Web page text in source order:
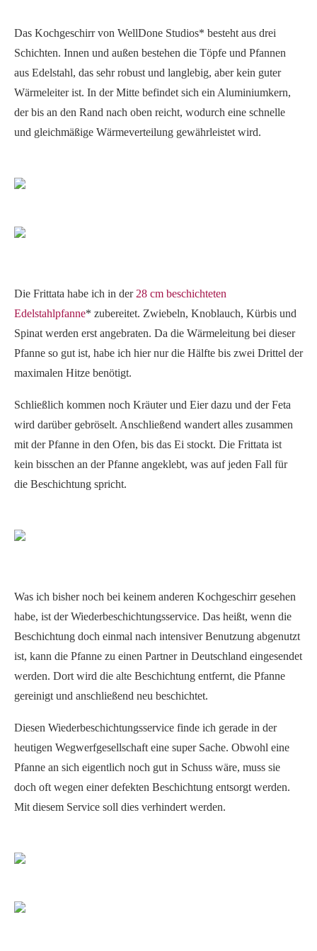
Das Kochgeschirr von WellDone Studios* besteht aus drei
Schichten. Innen und außen bestehen die Töpfe und Pfannen
aus Edelstahl, das sehr robust und langlebig, aber kein guter
Wärmeleiter ist. In der Mitte befindet sich ein Aluminiumkern,
der bis an den Rand nach oben reicht, wodurch eine schnelle
und gleichmäßige Wärmeverteilung gewährleistet wird.
Die Frittata habe ich in der 28 cm beschichteten
Edelstahlpfanne* zubereitet. Zwiebeln, Knoblauch, Kürbis und
Spinat werden erst angebraten. Da die Wärmeleitung bei dieser
Pfanne so gut ist, habe ich hier nur die Hälfte bis zwei Drittel der
maximalen Hitze benötigt.
Schließlich kommen noch Kräuter und Eier dazu und der Feta
wird darüber gebröselt. Anschließend wandert alles zusammen
mit der Pfanne in den Ofen, bis das Ei stockt. Die Frittata ist
kein bisschen an der Pfanne angeklebt, was auf jeden Fall für
die Beschichtung spricht.
Was ich bisher noch bei keinem anderen Kochgeschirr gesehen
habe, ist der Wiederbeschichtungsservice. Das heißt, wenn die
Beschichtung doch einmal nach intensiver Benutzung abgenutzt
ist, kann die Pfanne zu einen Partner in Deutschland eingesendet
werden. Dort wird die alte Beschichtung entfernt, die Pfanne
gereinigt und anschließend neu beschichtet.
Diesen Wiederbeschichtungsservice finde ich gerade in der
heutigen Wegwerfgesellschaft eine super Sache. Obwohl eine
Pfanne an sich eigentlich noch gut in Schuss wäre, muss sie
doch oft wegen einer defekten Beschichtung entsorgt werden.
Mit diesem Service soll dies verhindert werden.